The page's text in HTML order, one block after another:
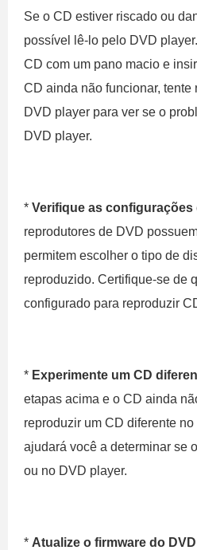
Se o CD estiver riscado ou
possível lê-lo pelo DVD
CD com um pano macio e
CD ainda não funcionar, tente
DVD player para ver se o
DVD player.
* Verifique as configurações
reprodutores de DVD
permitem escolher o tipo de
reproduzido. Certifique-se de
configurado para reproduzir
* Experimente um CD
etapas acima e o CD ainda
reproduzir um CD diferente
ajudará você a determinar se
ou no DVD player.
* Atualize o firmware do